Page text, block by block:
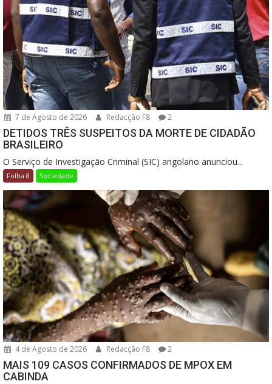
7 de Agosto de 2026 Redacção F8 2
DETIDOS TRÊS SUSPEITOS DA MORTE DE CIDADÃO
BRASILEIRO
O Serviço de Investigação Criminal (SIC) angolano anunciou...
Folha 8 Sociedade
4 de Agosto de 2026 Redacção F8 2
MAIS 109 CASOS CONFIRMADOS DE MPOX EM
CABINDA